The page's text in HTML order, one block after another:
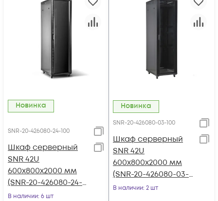
Новинка
SNR-20-426080-24-100
Шкаф серверный
SNR 42U
600x800x2000 мм
(SNR-20-426080-24-
100)
В наличии: 6 шт
Новинка
SNR-20-426080-03-100
Шкаф серверный
SNR 42U
600x800x2000 мм
(SNR-20-426080-03-
100)
В наличии: 2 шт